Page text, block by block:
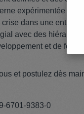
expérimentée
dans une
avec des
et de
et postulez dès
6701-9383-0